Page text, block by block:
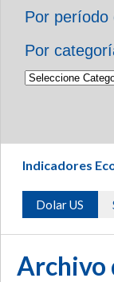
Por período
Por
Indicadores
Dolar US
Archivo